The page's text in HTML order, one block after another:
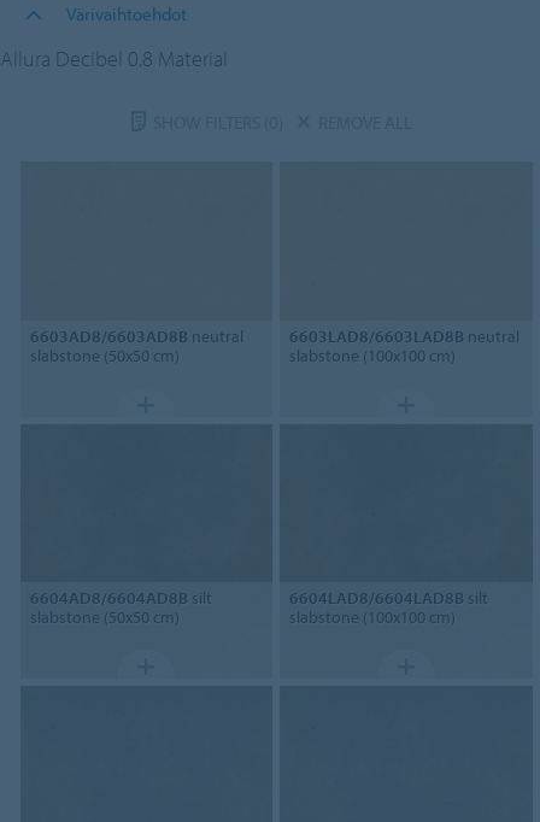
Värivaihtoehdot
Allura Decibel 0.8 Material
6603AD8/6603AD8B neutral
slabstone (50x50 cm)
6603LAD8/6603LAD8B neutral
slabstone (100x100 cm)
6604AD8/6604AD8B silt
slabstone (50x50 cm)
6604LAD8/6604LAD8B silt
slabstone (100x100 cm)